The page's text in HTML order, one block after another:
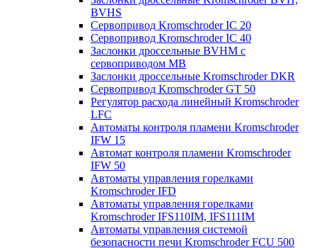
BVHS
Сервопривод Kromschroder IC 20
Сервопривод Kromschroder IC 40
Заслонки дроссельные BVHM с
сервоприводом МВ
Заслонки дроссельные Kromschroder DKR
Cервопривод Kromschroder GT 50
Регулятор расхода линейный Kromschroder
LFC
Автоматы контроля пламени Kromschroder
IFW 15
Автомат контроля пламени Kromschroder
IFW 50
Автоматы управления горелками
Kromschroder IFD
Автоматы управления горелками
Kromschroder IFS110IM, IFS111IM
Автоматы управления системой
безопасности печи Kromschroder FCU 500